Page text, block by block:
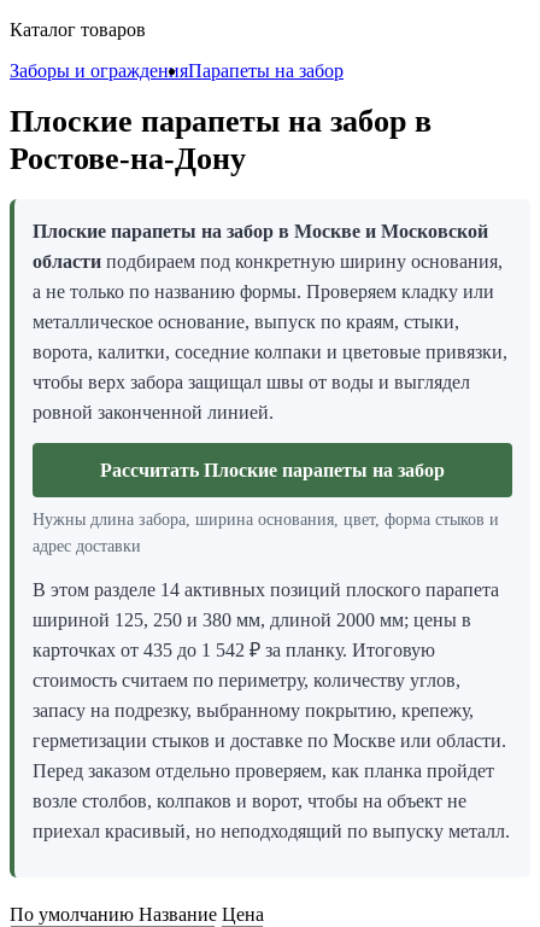
Каталог товаров
Заборы и огражденияПарапеты на забор
Плоские парапеты на забор в
Ростове-на-Дону
Плоские парапеты на забор в Москве и Московской
области подбираем под конкретную ширину основания,
а не только по названию формы. Проверяем кладку или
металлическое основание, выпуск по краям, стыки,
ворота, калитки, соседние колпаки и цветовые привязки,
чтобы верх забора защищал швы от воды и выглядел
ровной законченной линией.
Рассчитать Плоские парапеты на забор
Нужны длина забора, ширина основания, цвет, форма стыков и
адрес доставки
В этом разделе 14 активных позиций плоского парапета
шириной 125, 250 и 380 мм, длиной 2000 мм; цены в
карточках от 435 до 1 542 ₽ за планку. Итоговую
стоимость считаем по периметру, количеству углов,
запасу на подрезку, выбранному покрытию, крепежу,
герметизации стыков и доставке по Москве или области.
Перед заказом отдельно проверяем, как планка пройдет
возле столбов, колпаков и ворот, чтобы на объект не
приехал красивый, но неподходящий по выпуску металл.
По умолчанию Название Цена